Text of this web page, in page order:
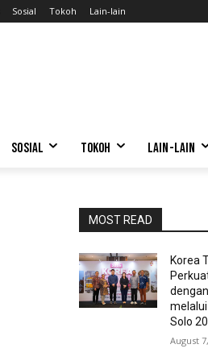
Sosial Tokoh Lain-lain
SOSIAL TOKOH LAIN-LAIN
MOST READ
Korea
Solo
August